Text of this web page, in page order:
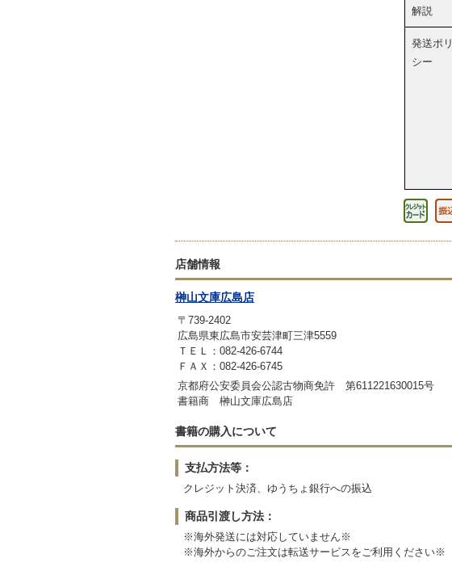
解説
発送ポリ
シー
店舗情報
榊山文庫広島店
〒739-2402
広島県東広島市安芸津町三津5559
ＴＥＬ：082-426-6744
ＦＡＸ：082-426-6745
京都府公安委員会公認古物商免許 第611221630015号
書籍商 榊山文庫広島店
書籍の購入について
支払方法等：
クレジット決済、ゆうちょ銀行への振込
商品引渡し方法：
※海外発送には対応していません※
※海外からのご注文は転送サービスをご利用ください※